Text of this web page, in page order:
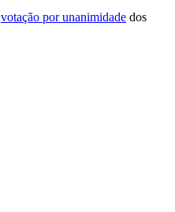
votação por unanimidade dos